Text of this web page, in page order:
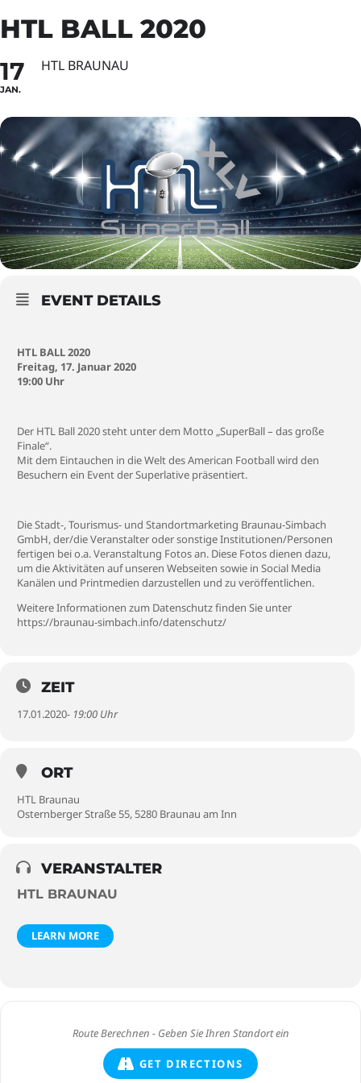
HTL BALL 2020
17
JAN.
HTL BRAUNAU
EVENT DETAILS
HTL BALL 2020
Freitag, 17. Januar 2020
19:00 Uhr
Der HTL Ball 2020 steht unter dem Motto „SuperBall – das große
Finale“.
Mit dem Eintauchen in die Welt des American Football wird den
Besuchern ein Event der Superlative präsentiert.
Die Stadt-, Tourismus- und Standortmarketing Braunau-Simbach
GmbH, der/die Veranstalter oder sonstige Institutionen/Personen
fertigen bei o.a. Veranstaltung Fotos an. Diese Fotos dienen dazu,
um die Aktivitäten auf unseren Webseiten sowie in Social Media
Kanälen und Printmedien darzustellen und zu veröffentlichen.
Weitere Informationen zum Datenschutz finden Sie unter
https://braunau-simbach.info/datenschutz/
ZEIT
17.01.2020- 19:00 Uhr
ORT
HTL Braunau
Osternberger Straße 55, 5280 Braunau am Inn
VERANSTALTER
HTL BRAUNAU
LEARN MORE
GET DIRECTIONS